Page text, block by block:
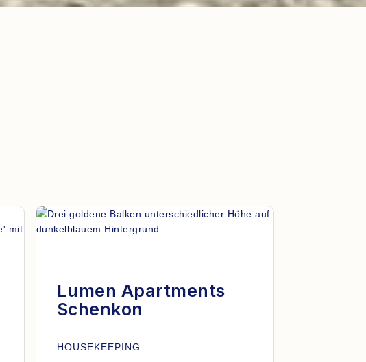
Lumen Apartments
Schenkon
HOUSEKEEPING